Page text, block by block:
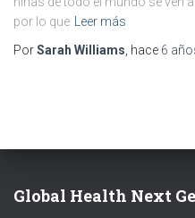
por lo que
Leer más
PorSarah Williams , hace 6
Global Health Next